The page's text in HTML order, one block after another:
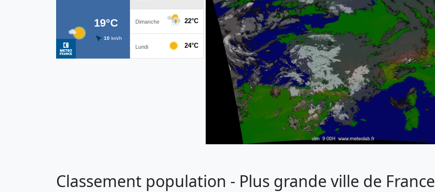
Classement population - Plus grande ville de France